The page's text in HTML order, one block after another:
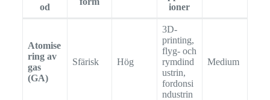
od
ioner
Atomise
ring av
gas
(GA)
Sfärisk Hög
3D-
printing,
flyg- och
rymdind
ustrin,
fordonsi
ndustrin
Medium